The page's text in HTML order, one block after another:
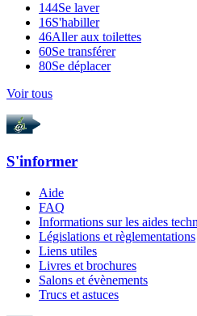
144Se laver
16S'habiller
46Aller aux toilettes
60Se transférer
80Se déplacer
Voir tous
S'informer
Aide
FAQ
Informations sur les aides
Législations et règlementations
Liens utiles
Livres et brochures
Salons et évènements
Trucs et astuces